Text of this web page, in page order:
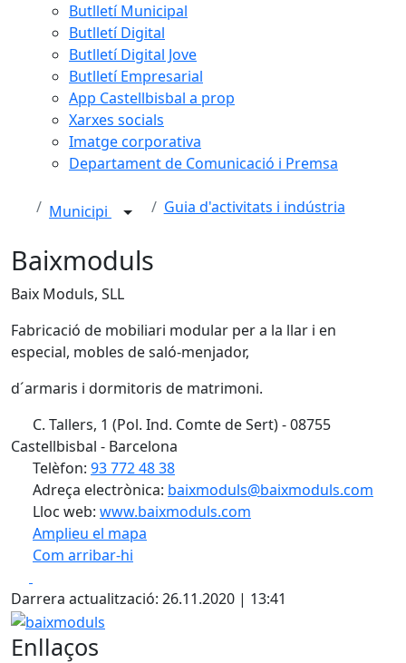
Butlletí Municipal
Butlletí Digital
Butlletí Digital Jove
Butlletí Empresarial
App Castellbisbal a prop
Xarxes socials
Imatge corporativa
Departament de Comunicació i Premsa
Municipi Guia d'activitats i indústria
Baixmoduls
Baix Moduls, SLL
Fabricació de mobiliari modular per a la llar i en
especial, mobles de saló-menjador,
d´armaris i dormitoris de matrimoni.
C. Tallers, 1 (Pol. Ind. Comte de Sert) - 08755
Castellbisbal - Barcelona
Telèfon: 93 772 48 38
Adreça electrònica: baixmoduls@baixmoduls.com
Lloc web: www.baixmoduls.com
Amplieu el mapa
Com arribar-hi
+
−
Darrera actualització: 26.11.2020 | 13:41
baixmoduls
Enllaços